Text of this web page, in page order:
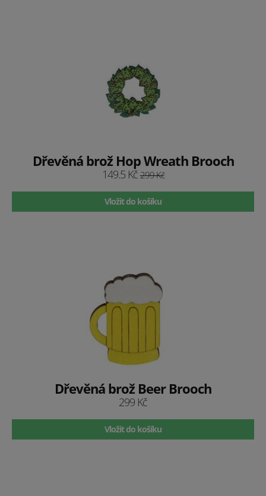
Dřevěná brož Hop Wreath Brooch
149.5 Kč299 Kč
Vložit do košíku
Dřevěná brož Beer Brooch
299 Kč
Vložit do košíku